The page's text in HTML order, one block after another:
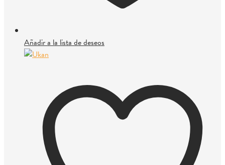
Añadir a la lista de deseos